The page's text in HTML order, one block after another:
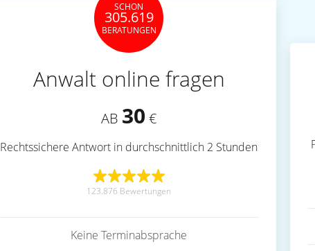
SCHON
305.619
BERATUNGEN
Anwalt online fragen
AB 30 €
Rechtssichere Antwort in durchschnittlich 2 Stunden
123.876 Bewertungen
Keine Terminabsprache